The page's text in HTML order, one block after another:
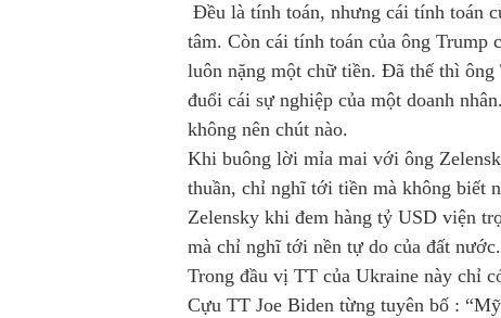
Đều là tính toán, nhưng cái tính toán
tâm. Còn cái tính toán của ông Trump
luôn nặng một chữ tiền. Đã thế thì
đuổi cái sự nghiệp của một doanh
không nên chút nào.
Khi buông lời mỉa mai với ông
thuần, chỉ nghĩ tới tiền mà không biết
Zelensky khi đem hàng tỷ USD viện
mà chỉ nghĩ tới nền tự do của đất
Trong đầu vị TT của Ukraine này chỉ
Cựu TT Joe Biden từng tuyên bố :